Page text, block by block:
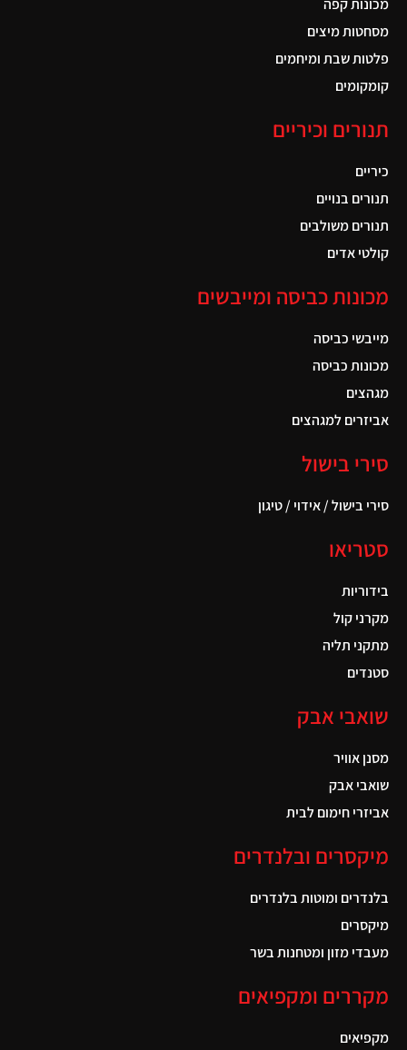
מכונות קפה
מסחטות מיצים
פלטות שבת ומיחמים
קומקומים
תנורים וכיריים
כיריים
תנורים בנויים
תנורים משולבים
קולטי אדים
מכונות כביסה ומייבשים
מייבשי כביסה
מכונות כביסה
מגהצים
אביזרים למגהצים
סירי בישול
סירי בישול / אידוי / טיגון
סטריאו
בידוריות
מקרני קול
מתקני תליה
סטנדים
שואבי אבק
מסנן אוויר
שואבי אבק
אביזרי חימום לבית
מיקסרים ובלנדרים
בלנדרים ומוטות בלנדרים
מיקסרים
מעבדי מזון ומטחנות בשר
מקררים ומקפיאים
מקפיאים